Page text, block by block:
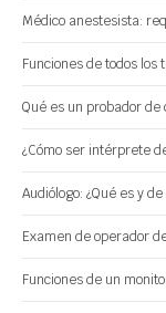
Médico anestesista:
Funciones de todos
Qué es un probador
¿Cómo ser intérprete
Audiólogo: ¿Qué es y
Examen de operador
Funciones de un